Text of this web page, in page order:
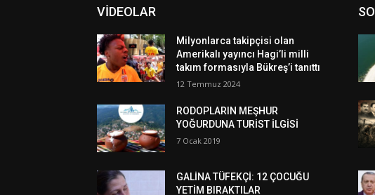
VİDEOLAR
Milyonlarca takipçisi olan
Amerikalı yayıncı Hagi’li milli
takım formasıyla Bükreş’i tanıttı
12 Temmuz 2024
RODOPLARIN MEŞHUR
YOĞURDUNA TURİST İLGİSİ
7 Ocak 2019
GALİNA TÜFEKÇİ: 12 ÇOCUĞU
YETİM BIRAKTILAR